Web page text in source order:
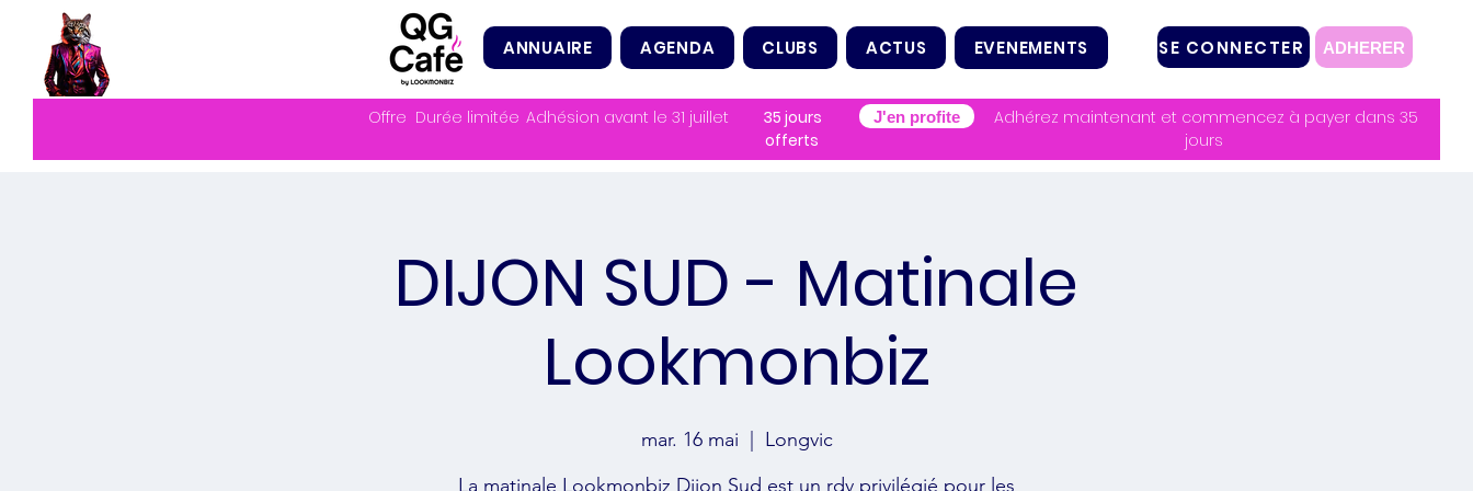
ANNUAIRE AGENDA CLUBS ACTUS EVENEMENTS SE CONNECTER ADHERER
Offre Durée limitée Adhésion avant le 31 juillet
35 jours
offerts
J'en profite
Adhérez maintenant et commencez à payer dans 35
jours
DIJON SUD - Matinale
Lookmonbiz
mar. 16 mai
Longvic
La matinale Lookmonbiz Dijon Sud est un rdv privilégié pour les